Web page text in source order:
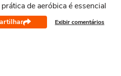
de aeróbica é essencial
Exibir comentários